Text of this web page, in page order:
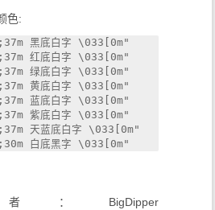
色:
黑底白字 \033[0m"
红底白字 \033[0m"
绿底白字 \033[0m"
黄底白字 \033[0m"
蓝底白字 \033[0m"
紫底白字 \033[0m"
天蓝底白字 \033[0m"
：BigDipper